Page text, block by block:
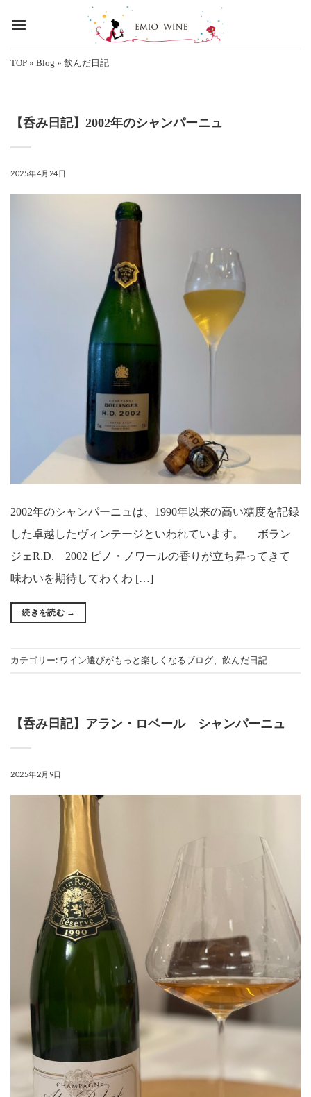
TOP » Blog » 飲んだ日記
【呑み日記】2002年のシャンパーニュ
2025年4月24日
2002年のシャンパーニュは、1990年以来の高い糖度を記録
した卓越したヴィンテージといわれています。 ボラン
ジェR.D. 2002 ピノ・ノワールの香りが立ち昇ってきて
味わいを期待してわくわ […]
続きを読む →
カテゴリー: ワイン選びがもっと楽しくなるブログ、 飲んだ日記
【呑み日記】アラン・ロベール シャンパーニュ
2025年2月9日